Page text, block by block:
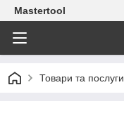
Mastertool
Товари та послуги